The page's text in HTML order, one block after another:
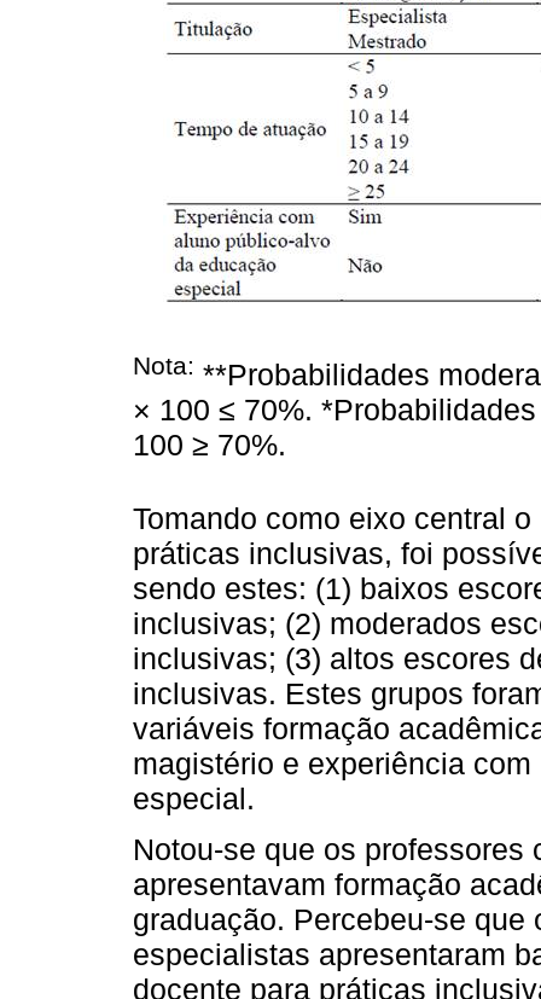
Nota: **Probabilidades
× 100 ≤ 70%.
100 ≥ 70%.
Tomando como eixo central
práticas inclusivas, foi
sendo estes: (1) baixos
inclusivas; (2) moderados
inclusivas; (3) altos escores
inclusivas. Estes grupos
variáveis formação
magistério e experiência
especial.
Notou-se que os
apresentavam formação
graduação. Percebeu-se
especialistas apresentaram
docente para práticas